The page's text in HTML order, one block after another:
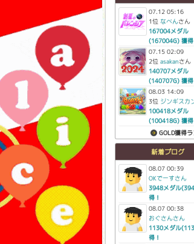
07.12 05:16
1位 なべんさん
167004メダル
(167004G) 獲得
07.15 02:09
2位 asakanさん
140707メダル
(140707G) 獲得
08.03 14:09
3位 ジンギスカ
100418メダル
(100418G) 獲得
GOLD獲得
新着ブログ
08.07 00:39
OKでーすさん
3948メダル
得！
08.07 00:38
おぐさんさん
1130メダル
得！